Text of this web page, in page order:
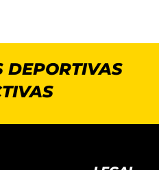
DEPORTIVAS